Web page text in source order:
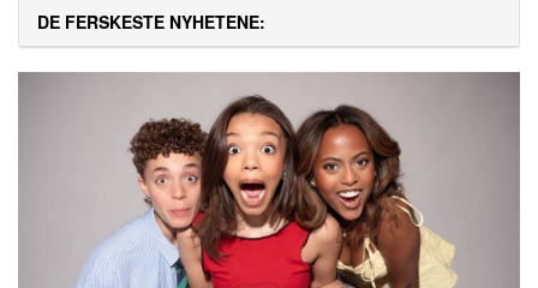
DE FERSKESTE NYHETENE: